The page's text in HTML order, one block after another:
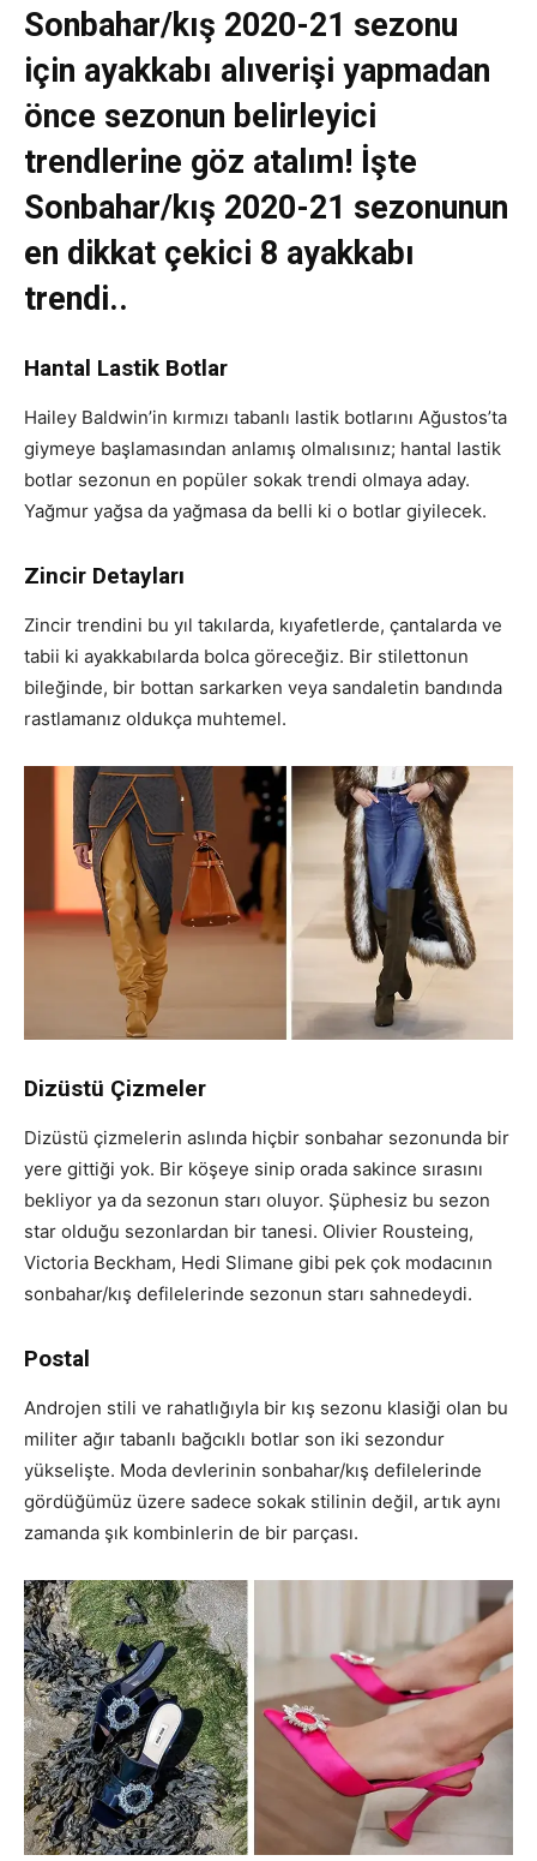
Sonbahar/kış 2020-21 sezonu
için ayakkabı alıverişi yapmadan
önce sezonun belirleyici
trendlerine göz atalım! İşte
Sonbahar/kış 2020-21 sezonunun
en dikkat çekici 8 ayakkabı
trendi..
Hantal Lastik Botlar
Hailey Baldwin’in kırmızı tabanlı lastik botlarını Ağustos’ta
giymeye başlamasından anlamış olmalısınız; hantal lastik
botlar sezonun en popüler sokak trendi olmaya aday.
Yağmur yağsa da yağmasa da belli ki o botlar giyilecek.
Zincir Detayları
Zincir trendini bu yıl takılarda, kıyafetlerde, çantalarda ve
tabii ki ayakkabılarda bolca göreceğiz. Bir stilettonun
bileğinde, bir bottan sarkarken veya sandaletin bandında
rastlamanız oldukça muhtemel.
Dizüstü Çizmeler
Dizüstü çizmelerin aslında hiçbir sonbahar sezonunda bir
yere gittiği yok. Bir köşeye sinip orada sakince sırasını
bekliyor ya da sezonun starı oluyor. Şüphesiz bu sezon
star olduğu sezonlardan bir tanesi. Olivier Rousteing,
Victoria Beckham, Hedi Slimane gibi pek çok modacının
sonbahar/kış defilelerinde sezonun starı sahnedeydi.
Postal
Androjen stili ve rahatlığıyla bir kış sezonu klasiği olan bu
militer ağır tabanlı bağcıklı botlar son iki sezondur
yükselişte. Moda devlerinin sonbahar/kış defilelerinde
gördüğümüz üzere sadece sokak stilinin değil, artık aynı
zamanda şık kombinlerin de bir parçası.